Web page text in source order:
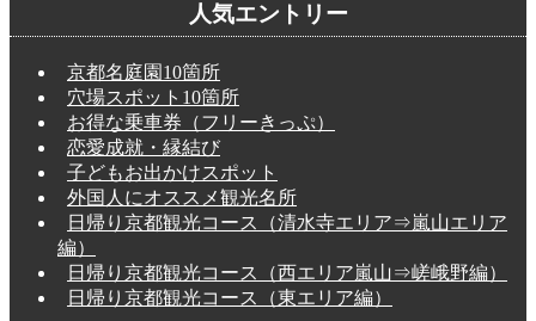
人気エントリー
京都名庭園10箇所
穴場スポット10箇所
お得な乗車券（フリーきっぷ）
恋愛成就・縁結び
子どもお出かけスポット
外国人にオススメ観光名所
日帰り京都観光コース（清水寺エリア⇒嵐山エリア
編）
日帰り京都観光コース（西エリア嵐山⇒嵯峨野編）
日帰り京都観光コース（東エリア編）